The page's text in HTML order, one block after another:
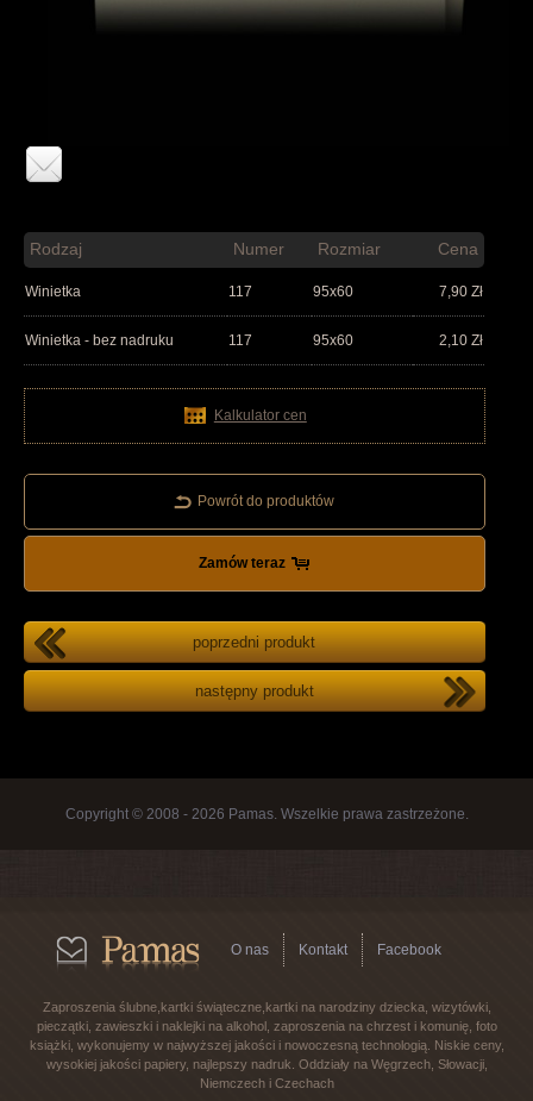
Rodzaj Numer Rozmiar Cena
Winietka 117 95x60 7,90 Zł
Winietka - bez nadruku 117 95x60 2,10 Zł
Kalkulator cen
Powrót do produktów
Zamów teraz
poprzedni produkt
następny produkt
Copyright © 2008 - 2026 Pamas. Wszelkie prawa zastrzeżone.
O nas Kontakt Facebook
Zaproszenia ślubne,kartki świąteczne,kartki na narodziny dziecka, wizytówki,
pieczątki, zawieszki i naklejki na alkohol, zaproszenia na chrzest i komunię, foto
książki, wykonujemy w najwyższej jakości i nowoczesną technologią. Niskie ceny,
wysokiej jakości papiery, najlepszy nadruk. Oddziały na Węgrzech, Słowacji,
Niemczech i Czechach